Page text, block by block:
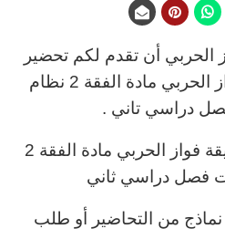
الحربي أن تقدم لكم تحضير
درس الهبة بطريقة فواز الحربي مادة الفقة 2 نظام
دراسي تاني .
تحضير درس الهبة بطريقة فواز الحربي مادة الفقة 2
فصل دراسي ثاني
من التحاضير أو طلب